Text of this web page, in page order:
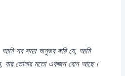
আমি সব সময় অনুভব করি যে, আমি
যার তোমার মতো একজন বোন আছে।